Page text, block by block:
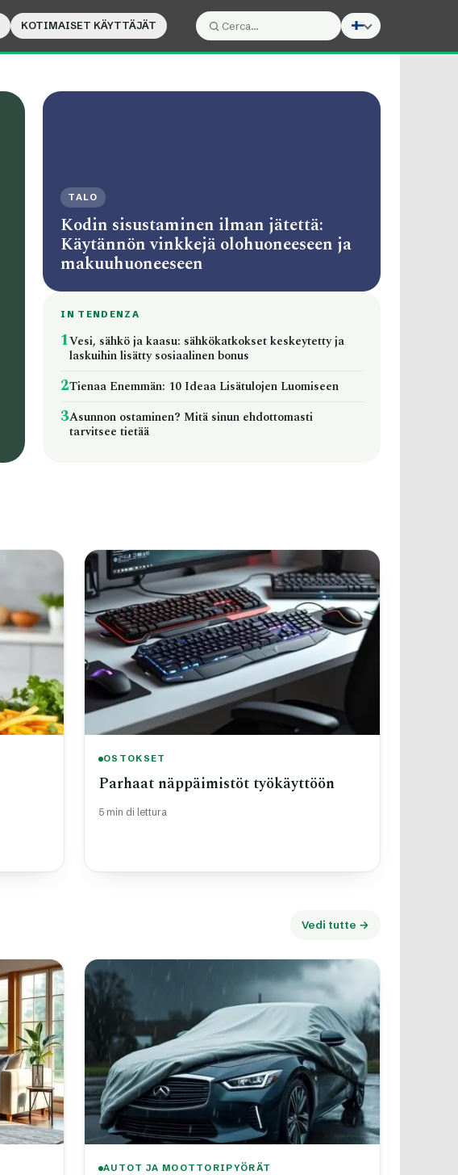
KOTIMAISET KÄYTTÄJÄT
Cerca:
Cerca
TALO
Kodin sisustaminen ilman jätettä:
Käytännön vinkkejä olohuoneeseen ja
makuuhuoneeseen
IN TENDENZA
1Vesi, sähkö ja kaasu: sähkökatkokset keskeytetty ja
laskuihin lisätty sosiaalinen bonus
2Tienaa Enemmän: 10 Ideaa Lisätulojen Luomiseen
3Asunnon ostaminen? Mitä sinun ehdottomasti
tarvitsee tietää
OSTOKSET
Parhaat näppäimistöt työkäyttöön
5 min di lettura
Vedi tutte →
AUTOT JA MOOTTORIPYÖRÄT